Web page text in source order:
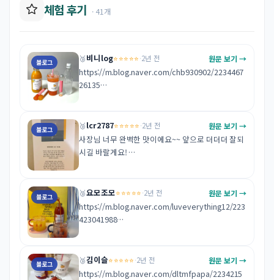
체험 후기 · 41개
블로그 🥉비니log⭐⭐⭐⭐⭐·2년 전 원문 보기 →
https://m.blog.naver.com/chb930902/2234467
26135
진짜 인공적인맛이 하나도 안나고 너무 맛있어요!!!
여수가면 사와야 할 필수템이예요 !!
블로그 🥉lcr2787⭐⭐⭐⭐⭐·2년 전 원문 보기 →
사장님 너무 완벽한 맛이에요~~ 앞으로 더더더 잘되
시길 바랄게요!
블로그 🥉요모조모⭐⭐⭐⭐⭐·2년 전 원문 보기 →
https://m.blog.naver.com/luveverything12/223
423041988
블로그 🥉김이슬⭐⭐⭐⭐⭐·2년 전 원문 보기 →
https://m.blog.naver.com/dltmfpapa/2234215